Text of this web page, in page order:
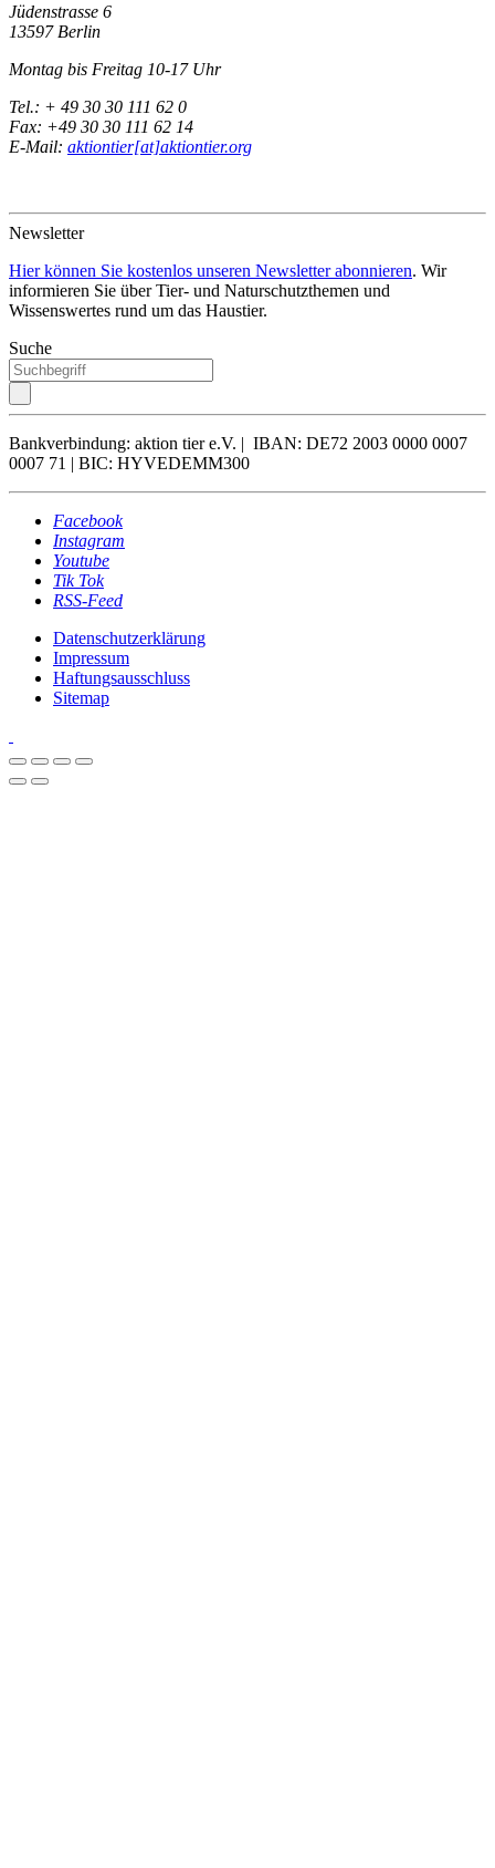
Jüdenstrasse 6
13597 Berlin
Montag bis Freitag 10-17 Uhr
Tel.: + 49 30 30 111 62 0
Fax: +49 30 30 111 62 14
E-Mail: aktiontier[at]aktiontier.org
Newsletter
Hier können Sie kostenlos unseren Newsletter abonnieren. Wir
informieren Sie über Tier- und Naturschutzthemen und
Wissenswertes rund um das Haustier.
Suche
Bankverbindung: aktion tier e.V. | IBAN: DE72 2003 0000 0007
0007 71 | BIC: HYVEDEMM300
Facebook
Instagram
Youtube
Tik Tok
RSS-Feed
Datenschutzerklärung
Impressum
Haftungsausschluss
Sitemap